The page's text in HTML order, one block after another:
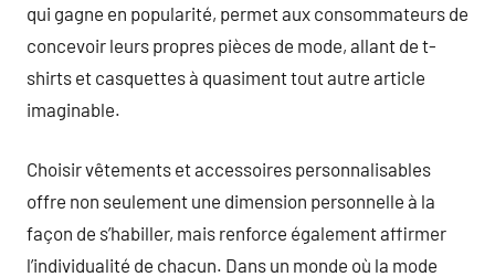
qui gagne en popularité, permet aux consommateurs de
concevoir leurs propres pièces de mode, allant de t-
shirts et casquettes à quasiment tout autre article
imaginable.
Choisir vêtements et accessoires personnalisables
offre non seulement une dimension personnelle à la
façon de s’habiller, mais renforce également affirmer
l’individualité de chacun. Dans un monde où la mode